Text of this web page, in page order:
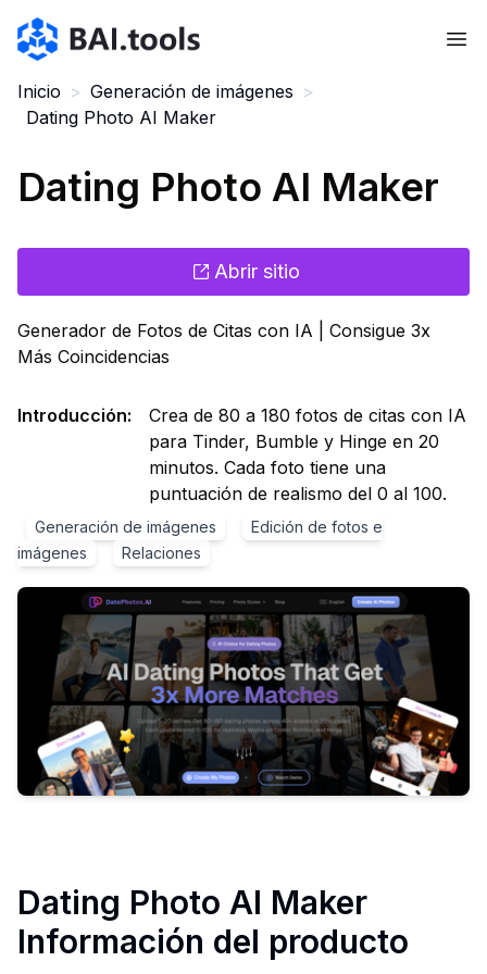
Bai.tools
Inicio > Generación de imágenes >
Dating Photo AI Maker
Dating Photo AI Maker
Abrir sitio
Generador de Fotos de Citas con IA | Consigue 3x
Más Coincidencias
Introducción:
Crea de 80 a 180 fotos de citas con IA
para Tinder, Bumble y Hinge en 20
minutos. Cada foto tiene una
puntuación de realismo del 0 al 100.
Generación de imágenes
Edición de fotos e
imágenes
Relaciones
Dating Photo AI Maker
Información del producto